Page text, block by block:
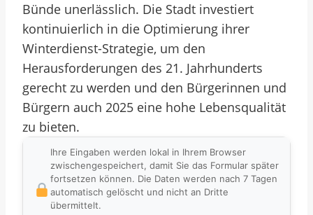
Bünde unerlässlich. Die Stadt investiert
kontinuierlich in die Optimierung ihrer
Winterdienst-Strategie, um den
Herausforderungen des 21. Jahrhunderts
gerecht zu werden und den Bürgerinnen und
Bürgern auch 2025 eine hohe Lebensqualität
zu bieten.
Ihre Eingaben werden lokal in Ihrem Browser
zwischengespeichert, damit Sie das Formular später
fortsetzen können. Die Daten werden nach 7 Tagen
automatisch gelöscht und nicht an Dritte
übermittelt.